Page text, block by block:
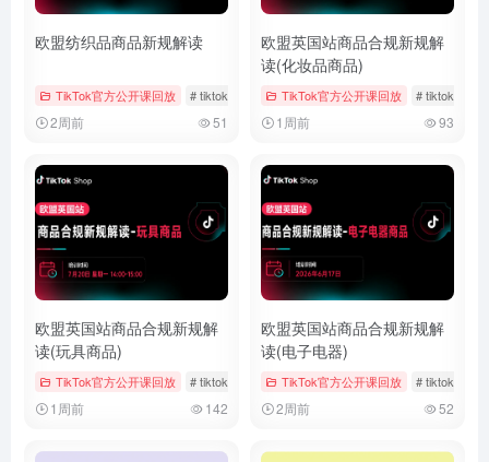
欧盟纺织品商品新规解读
TikTok官方公开课回放 # tiktok # 儿童时尚 # 女装与女士内衣
2周前 51
欧盟英国站商品合规新规解
读(化妆品商品)
TikTok官方公开课回放 # tiktok
1周前 93
欧盟英国站商品合规新规解
读(玩具商品)
TikTok官方公开课回放 # tiktok # 官方公开课回放 # 玩具
1周前 142
欧盟英国站商品合规新规解
读(电子电器)
TikTok官方公开课回放 # tiktok
2周前 52